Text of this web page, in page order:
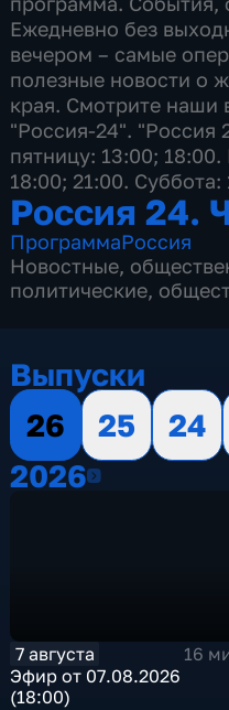
Ежедневно без
вечером – самые
полезные новости о
края. Смотрите наши
"Россия-24". "Россия
пятницу: 13:00;
18:00; 21:00. Суббота:
Россия 24.
ПрограммаРоссия
Новостные,
политические,
Выпуски
26
25 24
20262026
7 августа
16
Эфир от 07.08.2026
(18:00)